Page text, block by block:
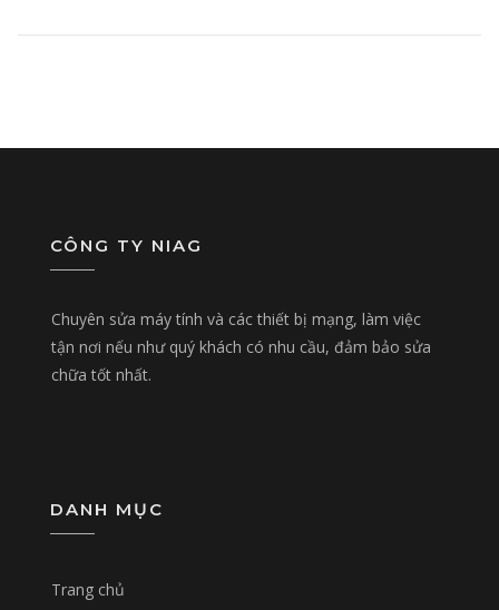
CÔNG TY NIAG
Chuyên sửa máy tính và các thiết bị mạng, làm việc
tận nơi nếu như quý khách có nhu cầu, đảm bảo sửa
chữa tốt nhất.
DANH MỤC
Trang chủ